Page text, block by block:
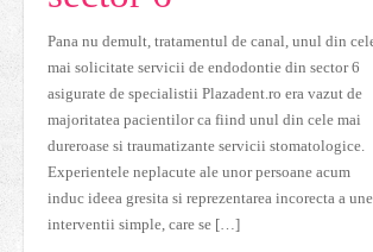
Pana nu demult, tratamentul de canal, unul din
mai solicitate servicii de endodontie din sector 6
asigurate de specialistii Plazadent.ro era vazut de
majoritatea pacientilor ca fiind unul din cele mai
dureroase si traumatizante servicii stomatologice.
Experientele neplacute ale unor persoane acum
induc ideea gresita si reprezentarea incorecta a
interventii simple, care se […]